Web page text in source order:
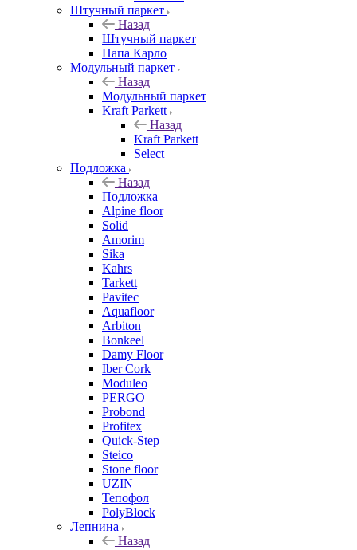
Штучный паркет
Назад
Штучный паркет
Папа Карло
Модульный паркет
Назад
Модульный паркет
Kraft Parkett
Назад
Kraft Parkett
Select
Подложка
Назад
Подложка
Alpine floor
Solid
Amorim
Sika
Kahrs
Tarkett
Pavitec
Aquafloor
Arbiton
Bonkeel
Damy Floor
Iber Cork
Moduleo
PERGO
Probond
Profitex
Quick-Step
Steico
Stone floor
UZIN
Тепофол
PolyBlock
Лепнина
Назад